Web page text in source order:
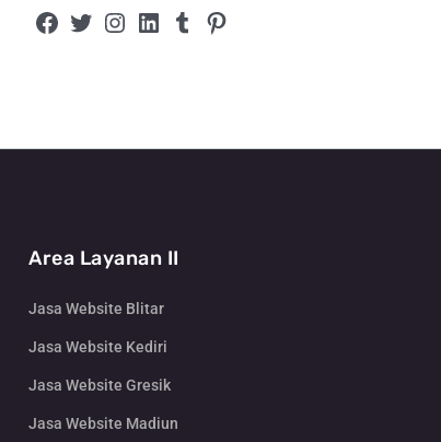
Area Layanan II
Jasa Website Blitar
Jasa Website Kediri
Jasa Website Gresik
Jasa Website Madiun